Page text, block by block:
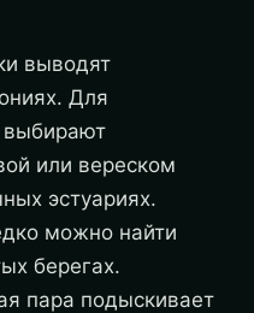
выводят
Для
выбирают
или вереском
эстуариях.
можно найти
берегах.
пара подыскивает